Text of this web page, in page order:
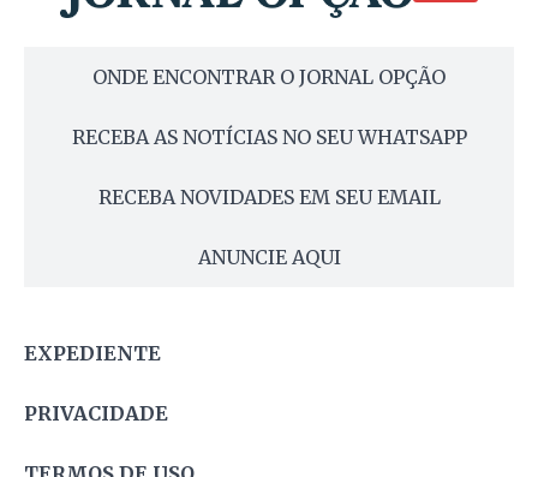
ONDE ENCONTRAR O JORNAL OPÇÃO
RECEBA AS NOTÍCIAS NO SEU WHATSAPP
RECEBA NOVIDADES EM SEU EMAIL
ANUNCIE AQUI
EXPEDIENTE
PRIVACIDADE